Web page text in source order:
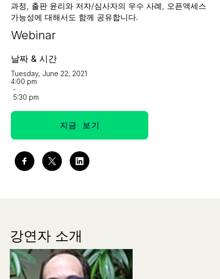
Webinar
날짜 & 시간
Tuesday, June 22, 2021
4:00 pm
-
5:30 pm
지금 보기
과정, 출판 윤리와 저자/심사자의 우수 사례, 오픈액세스
가능성에 대해서도 함께 공유합니다.
강연자 소개